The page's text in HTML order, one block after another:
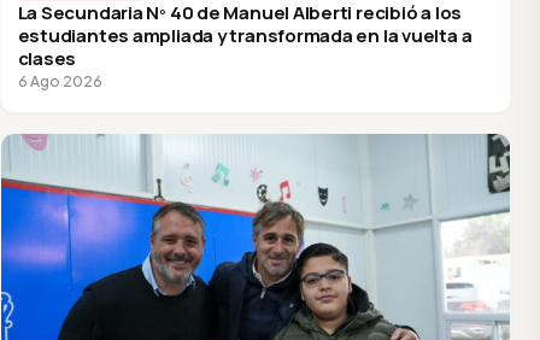
La Secundaria Nº 40 de Manuel Alberti recibió a los
estudiantes ampliada y transformada en la vuelta a
clases
6 Ago 2026